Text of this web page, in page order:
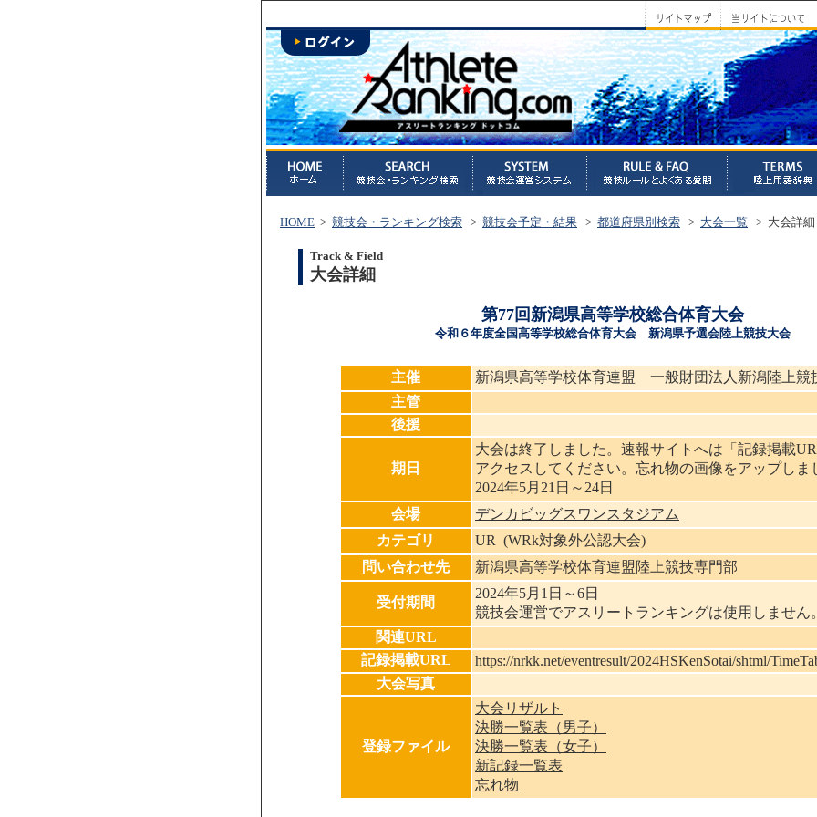
HOME > 競技会・ランキング検索 > 競技会予定・結果 > 都道府県別検索 > 大会一覧 > 大会詳細
Track & Field
大会詳細
第77回新潟県高等学校総合体育大会
令和６年度全国高等学校総合体育大会 新潟県予選会陸上競技大会
主催
新潟県高等学校体育連盟 一般財団法人新潟陸上競
主管
後援
期日
大会は終了しました。速報サイトへは「記録掲載
アクセスしてください。忘れ物の画像をアップしま
2024年5月21日～24日
会場
デンカビッグスワンスタジアム
カテゴリ
UR (WRk対象外公認大会)
問い合わせ先
新潟県高等学校体育連盟陸上競技専門部
受付期間
2024年5月1日～6日
競技会運営でアスリートランキングは使用しません
関連URL
記録掲載URL
https://nrkk.net/eventresult/2024HSKenSotai/shtml/
大会写真
登録ファイル
大会リザルト
決勝一覧表（男子）
決勝一覧表（女子）
新記録一覧表
忘れ物